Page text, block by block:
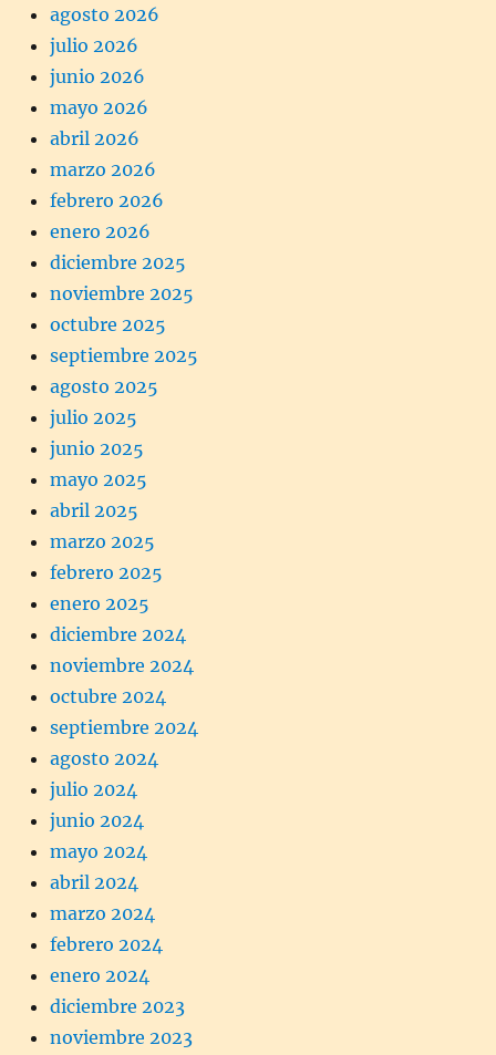
agosto 2026
julio 2026
junio 2026
mayo 2026
abril 2026
marzo 2026
febrero 2026
enero 2026
diciembre 2025
noviembre 2025
octubre 2025
septiembre 2025
agosto 2025
julio 2025
junio 2025
mayo 2025
abril 2025
marzo 2025
febrero 2025
enero 2025
diciembre 2024
noviembre 2024
octubre 2024
septiembre 2024
agosto 2024
julio 2024
junio 2024
mayo 2024
abril 2024
marzo 2024
febrero 2024
enero 2024
diciembre 2023
noviembre 2023